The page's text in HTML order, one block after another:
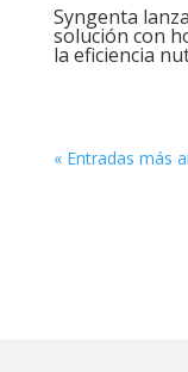
Syngenta
solución con
la eficiencia
« Entradas más